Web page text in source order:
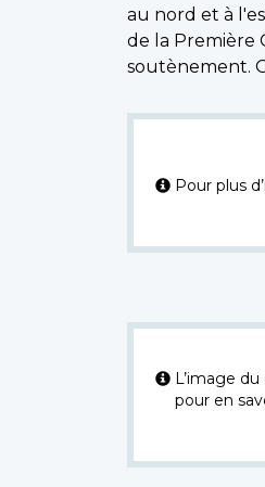
au nord et à
de la Première
soutènement.
Pour plus
L’image
pour en